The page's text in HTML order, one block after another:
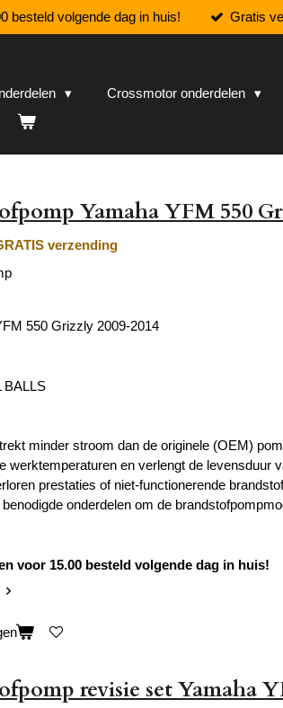
besteld volgende dag in huis! Gratis
Crossmotor onderdelen
Yamaha YFM 550
verzending
550 Grizzly 2009-2014
BALLS
minder stroom dan de originele (OEM)
werktemperaturen en verlengt de levensduur
prestaties of niet-functionerende
onderdelen om de
voor 15.00 besteld volgende dag in huis!
revisie set Yamaha